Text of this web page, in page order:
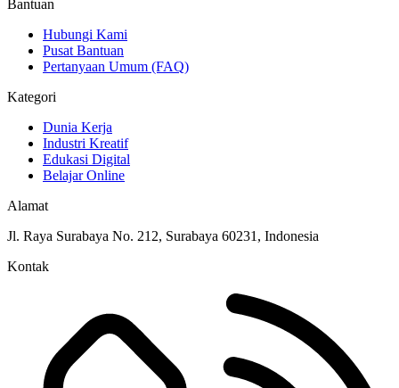
Bantuan
Hubungi Kami
Pusat Bantuan
Pertanyaan Umum (FAQ)
Kategori
Dunia Kerja
Industri Kreatif
Edukasi Digital
Belajar Online
Alamat
Jl. Raya Surabaya No. 212, Surabaya 60231, Indonesia
Kontak